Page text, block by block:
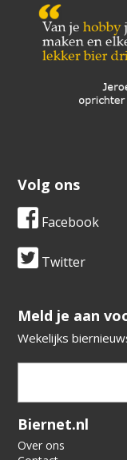
Volg ons
Facebook
Twitter
​​​​​​​Meld je aan
Wekelijks
Verification code:
Biernet.nl
Over ons